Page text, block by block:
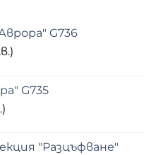
G736
G735
"Разцъфване"